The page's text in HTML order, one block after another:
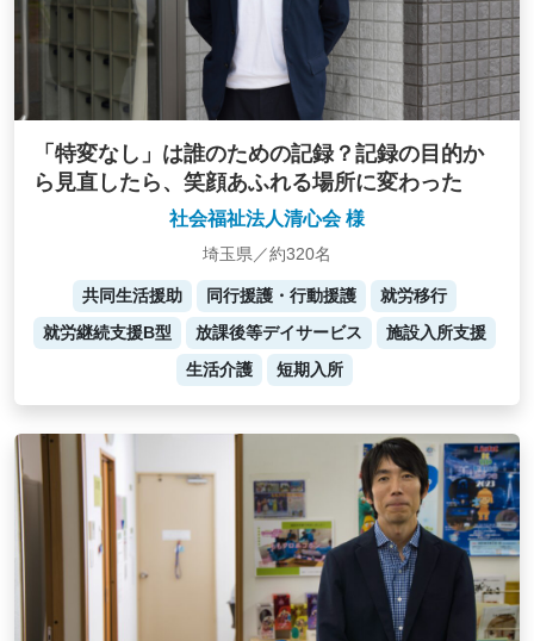
「特変なし」は誰のための記録？記録の目的か
ら見直したら、笑顔あふれる場所に変わった
社会福祉法人清心会 様
埼玉県／約320名
共同生活援助 同行援護・行動援護
就労移行
就労継続支援B型
放課後等デイサービス
施設入所支援
生活介護
短期入所